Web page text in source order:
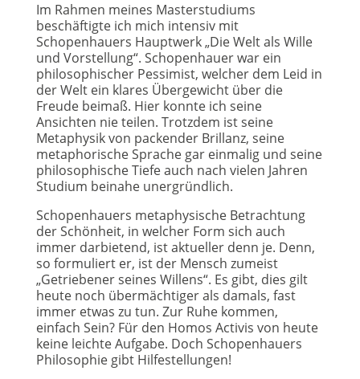
Im Rahmen meines Masterstudiums
beschäftigte ich mich intensiv mit
Schopenhauers Hauptwerk „Die Welt als Wille
und Vorstellung“. Schopenhauer war ein
philosophischer Pessimist, welcher dem Leid in
der Welt ein klares Übergewicht über die
Freude beimaß. Hier konnte ich seine
Ansichten nie teilen. Trotzdem ist seine
Metaphysik von packender Brillanz, seine
metaphorische Sprache gar einmalig und seine
philosophische Tiefe auch nach vielen Jahren
Studium beinahe unergründlich.
Schopenhauers metaphysische Betrachtung
der Schönheit, in welcher Form sich auch
immer darbietend, ist aktueller denn je. Denn,
so formuliert er, ist der Mensch zumeist
„Getriebener seines Willens“. Es gibt, dies gilt
heute noch übermächtiger als damals, fast
immer etwas zu tun. Zur Ruhe kommen,
einfach Sein? Für den Homos Activis von heute
keine leichte Aufgabe. Doch Schopenhauers
Philosophie gibt Hilfestellungen!